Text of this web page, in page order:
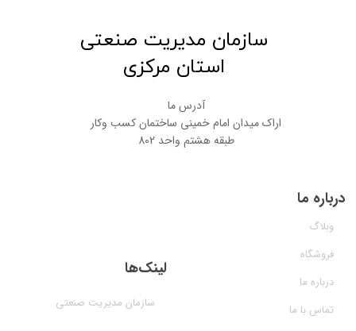
​سازمان مدیریت صنعتی
استان مرکزی
آدرس ما
اراک میدان امام خمینی ساختمان کسب وکار
طبقه هشتم واحد 802
وبلاگ
فروشگاه
درباره ما
تماس با ما
درباره ما
لینک‌ها
سازمان مدیریت صنعتی